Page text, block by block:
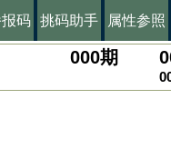
码 挑码助手 属性参照
000期